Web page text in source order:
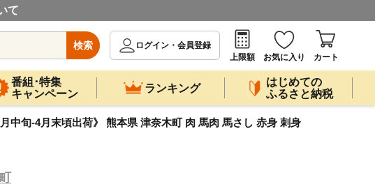
て
検索
ログイン・会員登録
上限額
お気に入り カート
番組･特集
キャンペーン
ランキング
はじめての
ふるさと納税
中旬-4月末頃出荷》 熊本県 津奈木町 肉 馬肉 馬さし 赤身 刺身